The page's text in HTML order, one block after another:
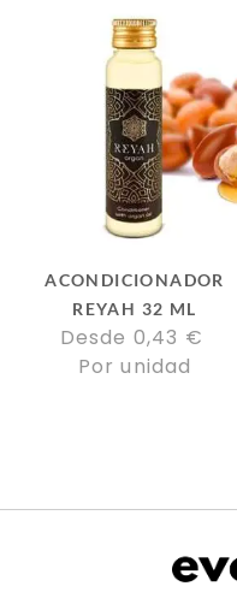
ACONDICIONADOR
REYAH 32 ML
Desde 0,43 €
Por unidad